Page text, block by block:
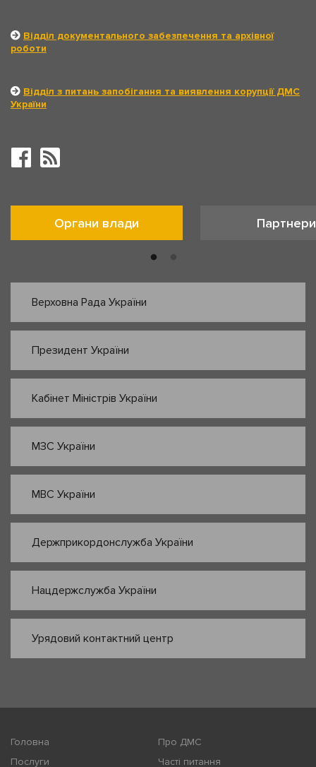
Відділ документального забезпечення та архівної
роботи
Відділ з питань запобігання та виявлення корупції ДМС
України
Органи влади Партнери
Верховна Рада України
Президент України
Кабінет Міністрів України
МЗС України
МВС України
Держприкордонслужба України
Нацдержслужба України
Урядовий контактний центр
Головна
Про ДМС
Послуги
Часті питання